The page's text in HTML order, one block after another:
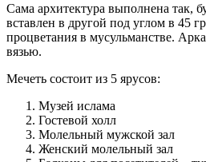
Сама архитектура выполнена так,
вставлен в другой под углом в 45
процветания в мусульманстве.
вязью.
Мечеть состоит из 5 ярусов:
Музей ислама
Гостевой холл
Молельный мужской зал
Женский молельный зал